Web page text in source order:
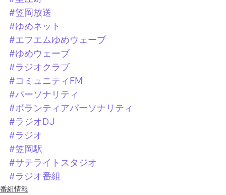
#笠岡放送
#ゆめネット
#エフエムゆめウェーブ
#ゆめウェーブ
#ラジオクラブ
#コミュニティFM
#パーソナリティ
#ボランティアパーソナリティ
#ラジオDJ
#ラジオ
#笠岡駅
#サテライトスタジオ
#ラジオ番組
番組情報